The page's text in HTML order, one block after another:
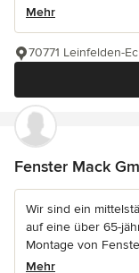
Mehr
70771 Leinfelden-
Fenster Mack
Wir sind ein
auf eine über 65-
Montage von
Mehr